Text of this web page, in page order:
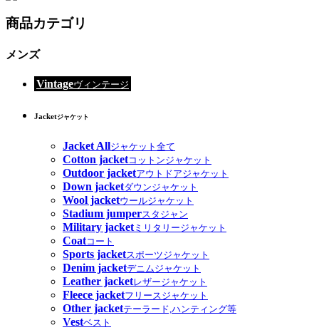
商品カテゴリ
メンズ
Vintageヴィンテージ
Jacketジャケット
Jacket Allジャケット全て
Cotton jacketコットンジャケット
Outdoor jacketアウトドアジャケット
Down jacketダウンジャケット
Wool jacketウールジャケット
Stadium jumperスタジャン
Military jacketミリタリージャケット
Coatコート
Sports jacketスポーツジャケット
Denim jacketデニムジャケット
Leather jacketレザージャケット
Fleece jacketフリースジャケット
Other jacketテーラード,ハンティング等
Vestベスト